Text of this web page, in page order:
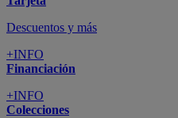
Descuentos y más
+INFO
Financiación
+INFO
Colecciones